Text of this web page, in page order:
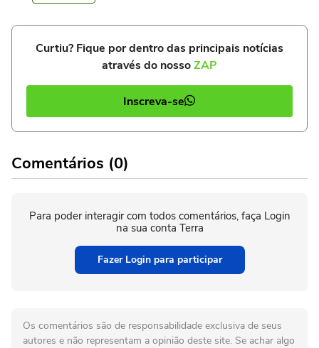
Curtiu? Fique por dentro das principais notícias
através do nossoZAP
Inscreva-se
Comentários (0)
Para poder interagir com todos comentários, faça Login
na sua conta Terra
Fazer Login para participar
Os comentários são de responsabilidade exclusiva de seus
autores e não representam a opinião deste site. Se achar algo